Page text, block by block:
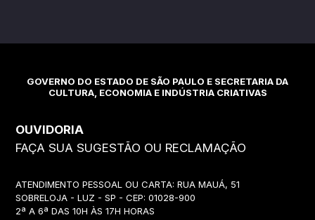
GOVERNO DO ESTADO DE SÃO PAULO E SECRETARIA DA
CULTURA, ECONOMIA E INDÚSTRIA CRIATIVAS
OUVIDORIA
FAÇA SUA SUGESTÃO OU RECLAMAÇÃO
ATENDIMENTO PESSOAL OU CARTA: RUA MAUÁ, 51
SOBRELOJA - LUZ - SP - CEP: 01028-900
2ª A 6ª DAS 10H ÀS 17H HORAS